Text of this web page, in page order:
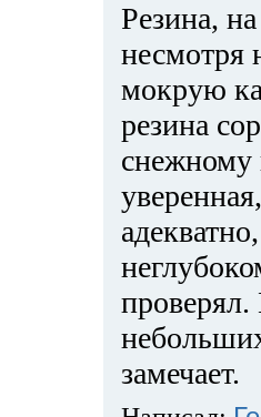
Резина,
несмотря
мокрую
резина
снежному
замечает.